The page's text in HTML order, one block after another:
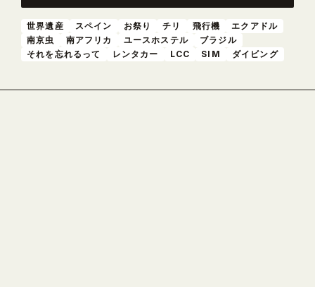
世界遺産 スペイン お祭り チリ 飛行機
エクアドル
南京虫
南アフリカ ユースホステル
ブラジル
それを忘れるって
レンタカー LCC SIM ダイビング